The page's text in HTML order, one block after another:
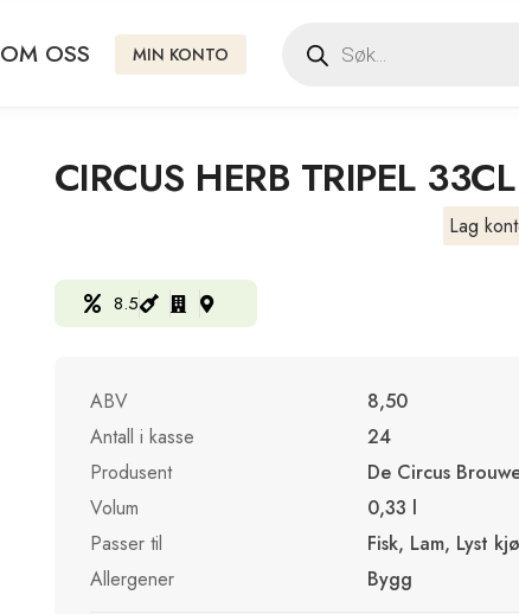
OM OSS MIN KONTO
CIRCUS HERB TRIPEL 33CL
Lag
8.5
ABV
8,50
Antall i kasse
24
Produsent
De Circus
Volum
0,33 l
Passer til
Fisk, Lam, Lyst
Allergener
Bygg